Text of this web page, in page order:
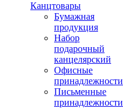
Канцтовары
Бумажная
продукция
Набор
подарочный
канцелярский
Офисные
принадлежности
Письменные
принадлежности